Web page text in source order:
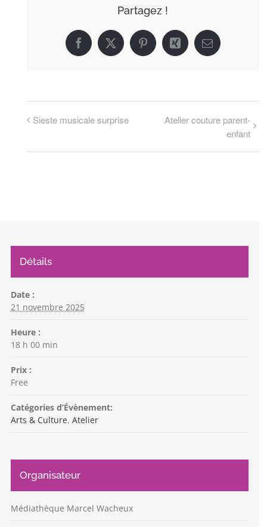
Partagez !
Facebook
X PinterestXing Email
Sieste musicale surprise
Atelier couture parent-
enfant
Détails
Date :
21 novembre 2025
Heure :
18 h 00 min
Prix :
Free
Catégories d’Évènement:
Arts & Culture, Atelier
Organisateur
Médiathèque Marcel Wacheux